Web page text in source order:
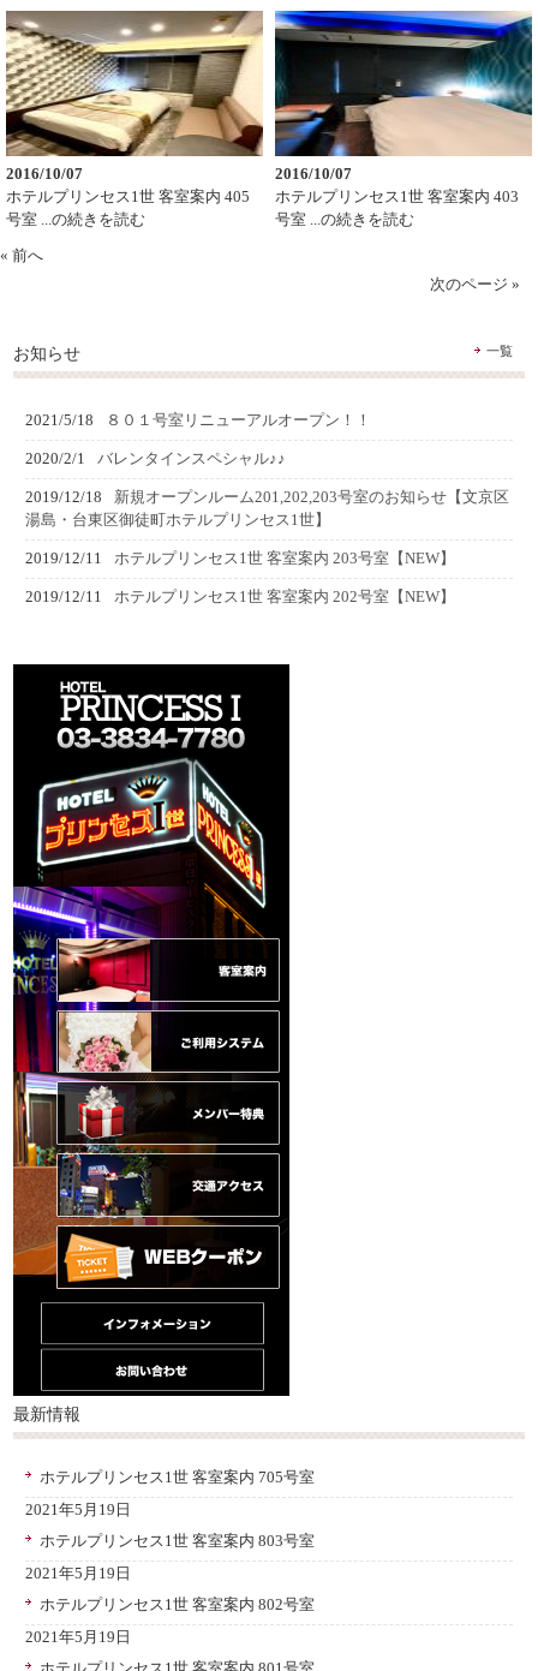
2016/10/07
ホテルプリンセス1世 客室案内 405
号室 ...の続きを読む
2016/10/07
ホテルプリンセス1世 客室案内 403
号室 ...の続きを読む
« 前へ
次のページ »
お知らせ 一覧
2021/5/18 ８０１号室リニューアルオープン！！
2020/2/1 バレンタインスペシャル♪♪
2019/12/18
新規オープンルーム201,202,203号室のお知らせ【文京区
湯島・台東区御徒町ホテルプリンセス1世】
2019/12/11 ホテルプリンセス1世 客室案内 203号室【NEW】
2019/12/11 ホテルプリンセス1世 客室案内 202号室【NEW】
最新情報
ホテルプリンセス1世 客室案内 705号室
2021年5月19日
ホテルプリンセス1世 客室案内 803号室
2021年5月19日
ホテルプリンセス1世 客室案内 802号室
2021年5月19日